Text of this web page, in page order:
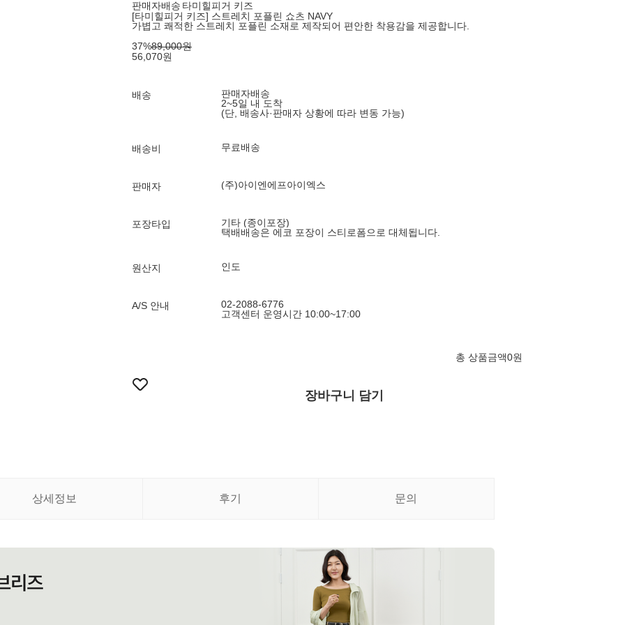
판매자배송 타미힐피거 키즈
[타미힐피거 키즈] 스트레치 포플린 쇼츠 NAVY
가볍고 쾌적한 스트레치 포플린 소재로 제작되어 편안한 착용감을 제공합니다.
37%89,000원
56,070원
배송
판매자배송
2~5일 내 도착
(단, 배송사·판매자 상황에 따라 변동 가능)
배송비 무료배송
판매자 (주)아이엔에프아이엑스
포장타입
기타 (종이포장)
택배배송은 에코 포장이 스티로폼으로 대체됩니다.
원산지 인도
A/S 안내
02-2088-6776
고객센터 운영시간 10:00~17:00
총 상품금액0원
장바구니 담기
상세정보 후기 문의